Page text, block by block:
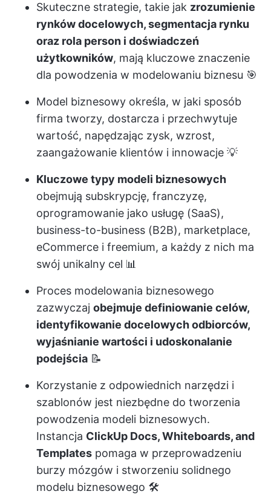
Skuteczne strategie, takie jak zrozumienie
rynków docelowych, segmentacja rynku
oraz rola person i doświadczeń
użytkowników, mają kluczowe znaczenie
dla powodzenia w modelowaniu biznesu 🎯
Model biznesowy określa, w jaki sposób
firma tworzy, dostarcza i przechwytuje
wartość, napędzając zysk, wzrost,
zaangażowanie klientów i innowacje 💡
Kluczowe typy modeli biznesowych
obejmują subskrypcję, franczyzę,
oprogramowanie jako usługę (SaaS),
business-to-business (B2B), marketplace,
eCommerce i freemium, a każdy z nich ma
swój unikalny cel 📊
Proces modelowania biznesowego
zazwyczaj obejmuje definiowanie celów,
identyfikowanie docelowych odbiorców,
wyjaśnianie wartości i udoskonalanie
podejścia 📝
Korzystanie z odpowiednich narzędzi i
szablonów jest niezbędne do tworzenia
powodzenia modeli biznesowych.
Instancja ClickUp Docs, Whiteboards, and
Templates pomaga w przeprowadzeniu
burzy mózgów i stworzeniu solidnego
modelu biznesowego 🛠️